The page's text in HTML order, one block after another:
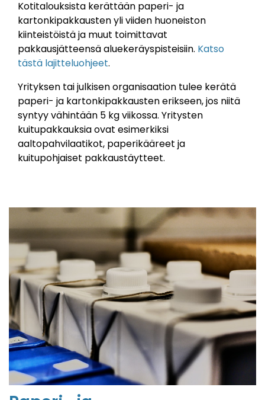
Kotitalouksista kerättään paperi- ja
kartonkipakkausten yli viiden huoneiston
kiinteistöistä ja muut toimittavat
pakkausjätteensä aluekeräyspisteisiin. Katso
tästä lajitteluohjeet.
Yrityksen tai julkisen organisaation tulee kerätä
paperi- ja kartonkipakkausten erikseen, jos niitä
syntyy vähintään 5 kg viikossa. Yritysten
kuitupakkauksia ovat esimerkiksi
aaltopahvilaatikot, paperikääreet ja
kuitupohjaiset pakkaustäytteet.